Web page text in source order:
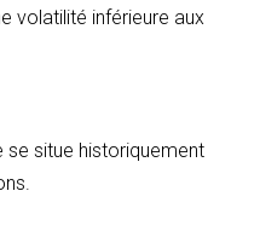
volatilité inférieure aux
se situe historiquement